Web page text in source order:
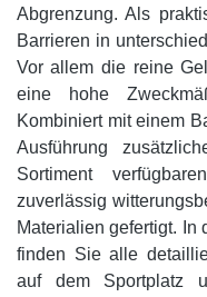
Abgrenzung. Als
Barrieren in
Vor allem die reine
eine hohe
Kombiniert mit einem
Ausführung
Sortiment
zuverlässig
Materialien gefertigt. In
finden Sie alle
auf dem Sportplatz